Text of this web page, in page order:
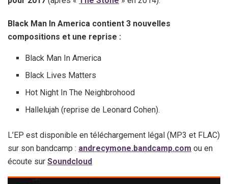
Black Man In America contient 3 nouvelles
compositions et une reprise :
Black Man In America
Black Lives Matters
Hot Night In The Neighbrohood
Hallelujah (reprise de Leonard Cohen).
L’EP est disponible en téléchargement légal (MP3 et FLAC)
sur son bandcamp : andrecymone.bandcamp.com ou en
écoute sur Soundcloud